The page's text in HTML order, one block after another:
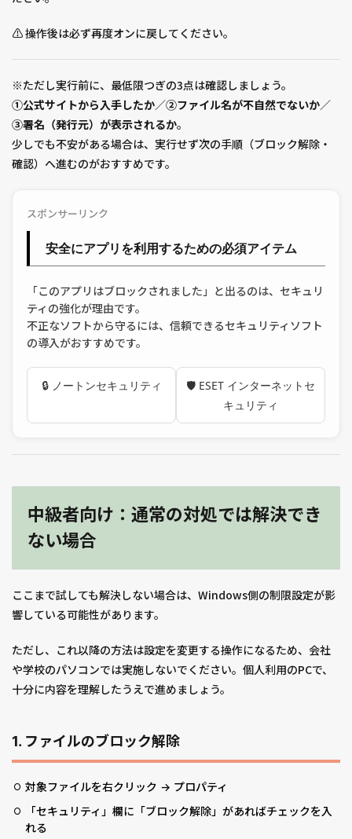
⚠️ 操作後は必ず再度オンに戻してください。
※ただし実行前に、最低限つぎの3点は確認しましょう。
①公式サイトから入手したか／②ファイル名が不自然でないか／
③署名（発行元）が表示されるか。
少しでも不安がある場合は、実行せず次の手順（ブロック解除・
確認）へ進むのがおすすめです。
スポンサーリンク
安全にアプリを利用するための必須アイテム
「このアプリはブロックされました」と出るのは、セキュリ
ティの強化が理由です。
不正なソフトから守るには、信頼できるセキュリティソフト
の導入がおすすめです。
🔒 ノートンセキュリティ
🛡️ ESET インターネットセ
キュリティ
中級者向け：通常の対処では解決でき
ない場合
ここまで試しても解決しない場合は、Windows側の制限設定が影
響している可能性があります。
ただし、これ以降の方法は設定を変更する操作になるため、会社
や学校のパソコンでは実施しないでください。個人利用のPCで、
十分に内容を理解したうえで進めましょう。
1. ファイルのブロック解除
対象ファイルを右クリック → プロパティ
「セキュリティ」欄に「ブロック解除」があればチェックを入
れる